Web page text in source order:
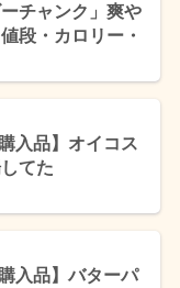
チャンク」爽や
段・カロリー・
入品】オイコス
てた
入品】バターパ